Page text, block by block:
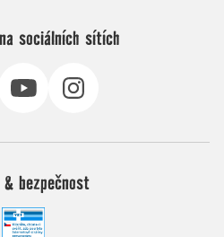
na sociálních sítích
bezpečnost